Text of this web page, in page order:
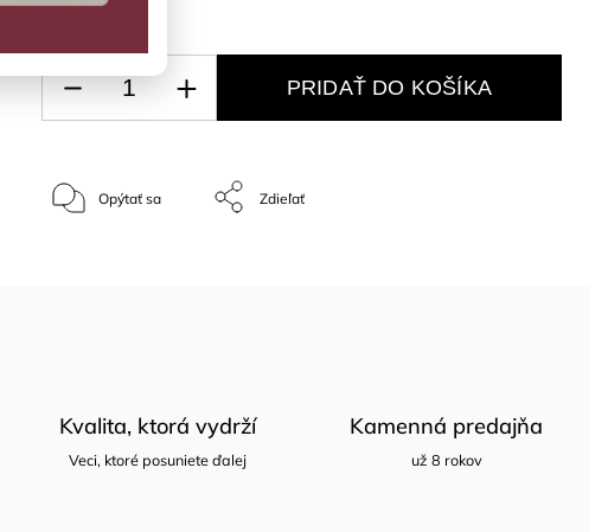
PRIDAŤ DO KOŠÍKA
Opýtať sa Zdieľať
Kvalita, ktorá vydrží
Veci, ktoré posuniete ďalej
Kamenná predajňa
už 8 rokov